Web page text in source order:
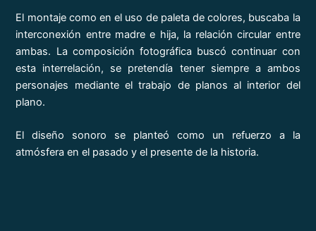
El montaje como en el uso de paleta de colores, buscaba la
interconexión entre madre e hija, la relación circular entre
ambas. La composición fotográfica buscó continuar con
esta interrelación, se pretendía tener siempre a ambos
personajes mediante el trabajo de planos al interior del
plano.
El diseño sonoro se planteó como un refuerzo a la
atmósfera en el pasado y el presente de la historia.